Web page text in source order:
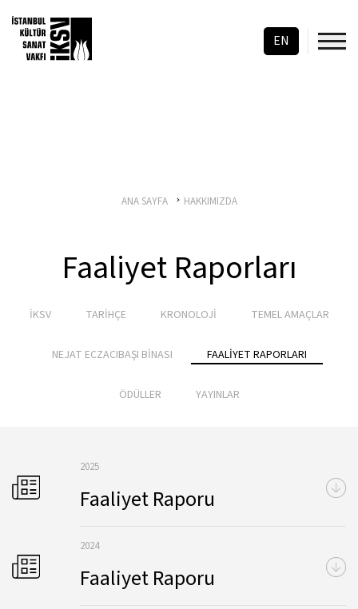
EN
ANA SAYFA HAKKIMIZDA
Faaliyet Raporları
İKSV TARİHÇE KRONOLOJİ TEMEL AMAÇLAR
NEJAT ECZACIBAŞI BİNASI FAALİYET RAPORLARI
ÖDÜLLER YAYINLAR
2025
Faaliyet Raporu
2024
Faaliyet Raporu